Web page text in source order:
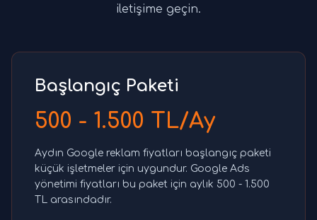
iletişime geçin.
Başlangıç Paketi
500 - 1.500 TL/Ay
Aydın Google reklam fiyatları başlangıç paketi
küçük işletmeler için uygundur. Google Ads
yönetimi fiyatları bu paket için aylık 500 - 1.500
TL arasındadır.